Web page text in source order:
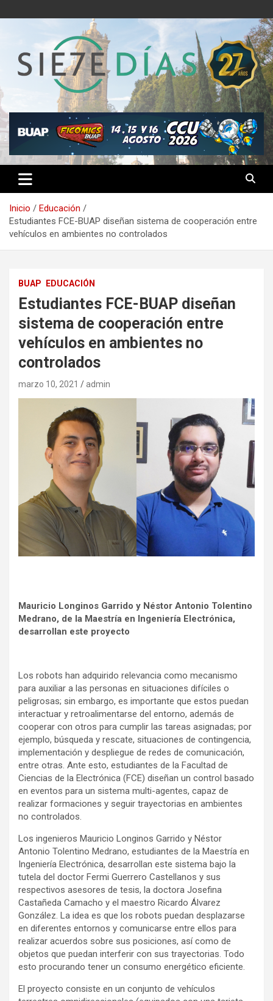
al
Semanario 7 Días
Inicio
Educación
Estudiantes FCE-BUAP diseñan sistema de cooperación entre
vehículos en ambientes no controlados
BUAP EDUCACIÓN
Estudiantes FCE-BUAP diseñan
sistema de cooperación entre
vehículos en ambientes no
controlados
marzo 10, 2021 admin
Mauricio Longinos Garrido y Néstor Antonio Tolentino
Medrano, de la Maestría en Ingeniería Electrónica,
desarrollan este proyecto
Los robots han adquirido relevancia como mecanismo
para auxiliar a las personas en situaciones difíciles o
peligrosas; sin embargo, es importante que estos puedan
interactuar y retroalimentarse del entorno, además de
cooperar con otros para cumplir las tareas asignadas; por
ejemplo, búsqueda y rescate, situaciones de contingencia,
implementación y despliegue de redes de comunicación,
entre otras. Ante esto, estudiantes de la Facultad de
Ciencias de la Electrónica (FCE) diseñan un control basado
en eventos para un sistema multi-agentes, capaz de
realizar formaciones y seguir trayectorias en ambientes
no controlados.
Los ingenieros Mauricio Longinos Garrido y Néstor
Antonio Tolentino Medrano, estudiantes de la Maestría en
Ingeniería Electrónica, desarrollan este sistema bajo la
tutela del doctor Fermi Guerrero Castellanos y sus
respectivos asesores de tesis, la doctora Josefina
Castañeda Camacho y el maestro Ricardo Álvarez
González. La idea es que los robots puedan desplazarse
en diferentes entornos y comunicarse entre ellos para
realizar acuerdos sobre sus posiciones, así como de
objetos que puedan interferir con sus trayectorias. Todo
esto procurando tener un consumo energético eficiente.
El proyecto consiste en un conjunto de vehículos